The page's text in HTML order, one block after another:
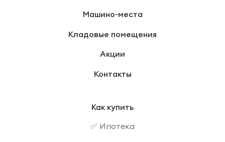
Машино-места
Кладовые помещения
Акции
Контакты
Как купить
✅ Ипотека